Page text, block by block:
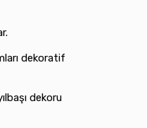
dekoratif
dekoru